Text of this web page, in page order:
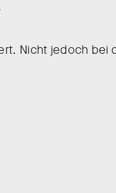
Nicht jedoch bei